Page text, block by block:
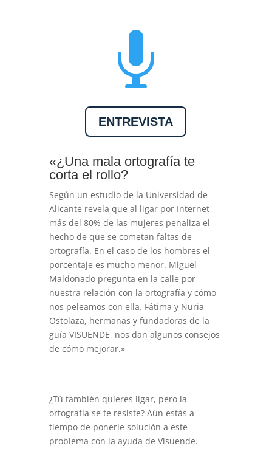

ENTREVISTA
«¿Una mala ortografía te
corta el rollo?
Según un estudio de la Universidad de
Alicante revela que al ligar por Internet
más del 80% de las mujeres penaliza el
hecho de que se cometan faltas de
ortografía. En el caso de los hombres el
porcentaje es mucho menor. Miguel
Maldonado pregunta en la calle por
nuestra relación con la ortografía y cómo
nos peleamos con ella. Fátima y Nuria
Ostolaza, hermanas y fundadoras de la
guía VISUENDE, nos dan algunos consejos
de cómo mejorar.»
¿Tú también quieres ligar, pero la
ortografía se te resiste? Aún estás a
tiempo de ponerle solución a este
problema con la ayuda de Visuende.